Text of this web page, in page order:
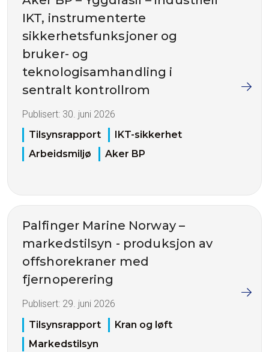
IKT, instrumenterte
sikkerhetsfunksjoner og
bruker- og
teknologisamhandling i
sentralt kontrollrom
Publisert: 30. juni 2026
Tilsynsrapport
IKT-sikkerhet
Arbeidsmiljø
Aker BP
Palfinger Marine Norway –
markedstilsyn - produksjon av
offshorekraner med
fjernoperering
Publisert: 29. juni 2026
Tilsynsrapport
Kran og løft
Markedstilsyn